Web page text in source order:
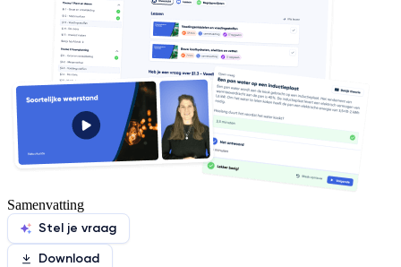
Samenvatting
Stel je vraag
Download